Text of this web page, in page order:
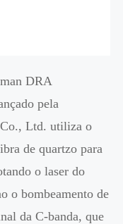
DRA
pela
Ltd. utiliza o
de quartzo para
o laser do
o bombeamento de
da C-banda, que